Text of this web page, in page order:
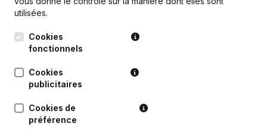
utilisées.
Cookies
fonctionnels
Cookies
publicitaires
Cookies de
préférence
Kantorenpark Everest
Leuvensesteenweg
1800 Vilvoorde
Prospection
Compliance et prévention
de la fraude